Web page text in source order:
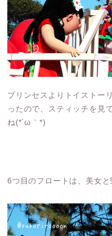
プリンセスよりトイストー
ったので、スティッチを見
ね(*´ω｀*)
6つ目のフロートは、美女